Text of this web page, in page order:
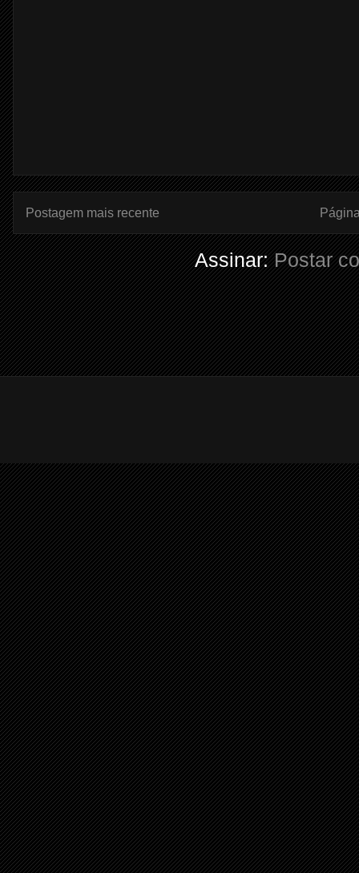
Postagem mais recente
Assinar:Postar